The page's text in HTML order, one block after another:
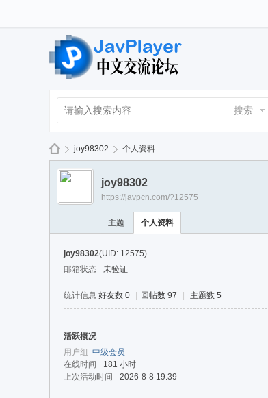
搜索
›
joy98302 个人资料
joy98302
https://javpcn.com/?12575
主题 个人资料
joy98302(UID: 12575)
邮箱状态
未验证
统计信息 好友数 0 回帖数 97 主题数 5
活跃概况
用户组 中级会员
在线时间
181 小时
上次活动时间
2026-8-8 19:39